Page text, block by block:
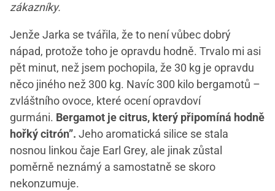
zákazníky.
Jenže Jarka se tvářila, že to není vůbec dobrý
nápad, protože toho je opravdu hodně. Trvalo mi asi
pět minut, než jsem pochopila, že 30 kg je opravdu
něco jiného než 300 kg. Navíc 300 kilo bergamotů –
zvláštního ovoce, které ocení opravdoví
gurmáni. Bergamot je citrus, který připomíná hodně
hořký citrón”. Jeho aromatická silice se stala
nosnou linkou čaje Earl Grey, ale jinak zůstal
poměrně neznámý a samostatně se skoro
nekonzumuje.